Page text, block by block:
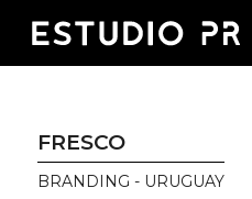
FRESCO
BRANDING - URUGUAY